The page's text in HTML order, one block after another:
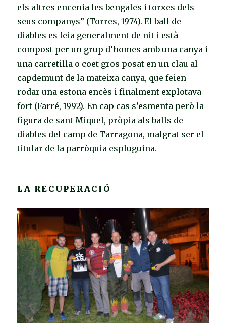
els altres encenia les bengales i torxes dels
seus companys” (Torres, 1974). El ball de
diables es feia generalment de nit i està
compost per un grup d’homes amb una canya i
una carretilla o coet gros posat en un clau al
capdemunt de la mateixa canya, que feien
rodar una estona encès i finalment explotava
fort (Farré, 1992). En cap cas s’esmenta però la
figura de sant Miquel, pròpia als balls de
diables del camp de Tarragona, malgrat ser el
titular de la parròquia espluguina.
LA RECUPERACIÓ